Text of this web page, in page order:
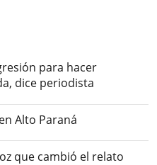
para hacer
dice periodista
Alto Paraná
que cambió el relato